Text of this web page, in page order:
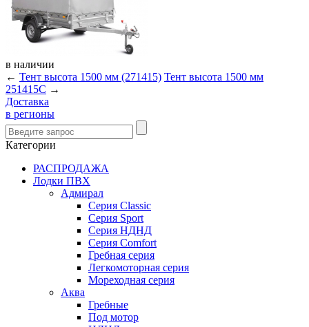
в наличии
← Тент высота 1500 мм (271415) Тент высота 1500 мм
251415С →
Доставка
в регионы
Категории
РАСПРОДАЖА
Лодки ПВХ
Адмирал
Серия Classic
Серия Sport
Серия НДНД
Серия Comfort
Гребная серия
Легкомоторная серия
Мореходная серия
Аква
Гребные
Под мотор